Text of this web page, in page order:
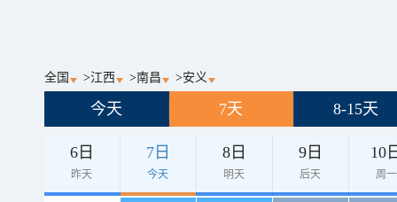
全国 >江西 >南昌 >安义
今天 7天 8-15天
6日
昨天
7日
今天
8日
明天
9日
后天
10
周一